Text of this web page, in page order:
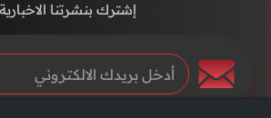
إشترك بنشرتنا الاخبارية